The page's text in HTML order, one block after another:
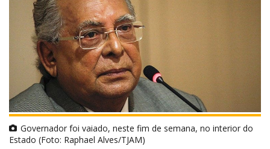
Governador foi vaiado, neste fim de semana, no interior do
Estado (Foto: Raphael Alves/TJAM)